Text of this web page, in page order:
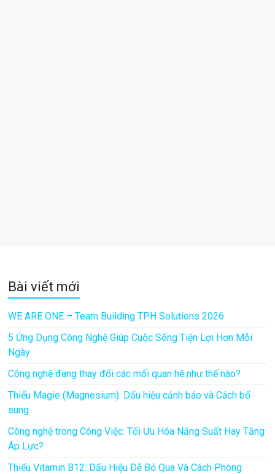
Bài viết mới
WE ARE ONE – Team Building TPH Solutions 2026
5 Ứng Dụng Công Nghệ Giúp Cuộc Sống Tiện Lợi Hơn Mỗi
Ngày
Công nghệ đang thay đổi các mối quan hệ như thế nào?
Thiếu Magie (Magnesium): Dấu hiệu cảnh báo và Cách bổ
sung
Công nghệ trong Công Việc: Tối Ưu Hóa Năng Suất Hay Tăng
Áp Lực?
Thiếu Vitamin B12: Dấu Hiệu Dễ Bỏ Qua Và Cách Phòng